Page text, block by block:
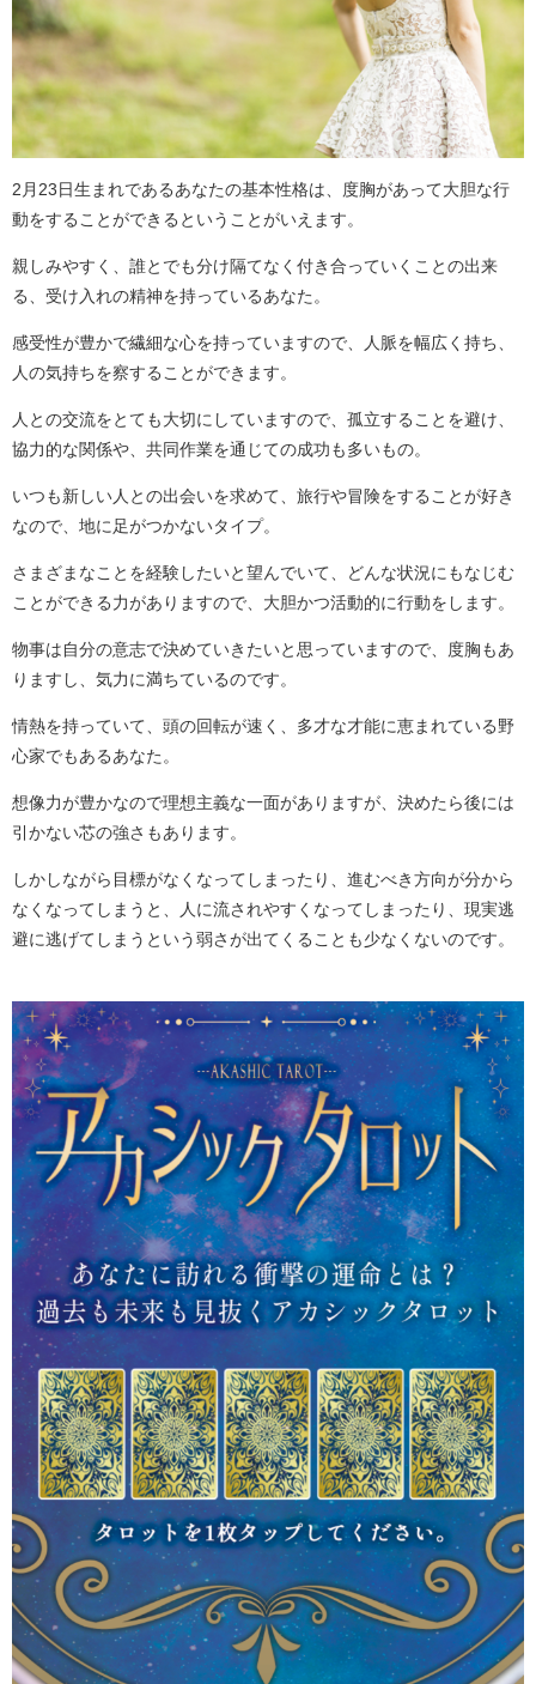
2月23日生まれであるあなたの基本性格は、度胸があって大胆な行
動をすることができるということがいえます。
親しみやすく、誰とでも分け隔てなく付き合っていくことの出来
る、受け入れの精神を持っているあなた。
感受性が豊かで繊細な心を持っていますので、人脈を幅広く持ち、
人の気持ちを察することができます。
人との交流をとても大切にしていますので、孤立することを避け、
協力的な関係や、共同作業を通じての成功も多いもの。
いつも新しい人との出会いを求めて、旅行や冒険をすることが好き
なので、地に足がつかないタイプ。
さまざまなことを経験したいと望んでいて、どんな状況にもなじむ
ことができる力がありますので、大胆かつ活動的に行動をします。
物事は自分の意志で決めていきたいと思っていますので、度胸もあ
りますし、気力に満ちているのです。
情熱を持っていて、頭の回転が速く、多才な才能に恵まれている野
心家でもあるあなた。
想像力が豊かなので理想主義な一面がありますが、決めたら後には
引かない芯の強さもあります。
しかしながら目標がなくなってしまったり、進むべき方向が分から
なくなってしまうと、人に流されやすくなってしまったり、現実逃
避に逃げてしまうという弱さが出てくることも少なくないのです。